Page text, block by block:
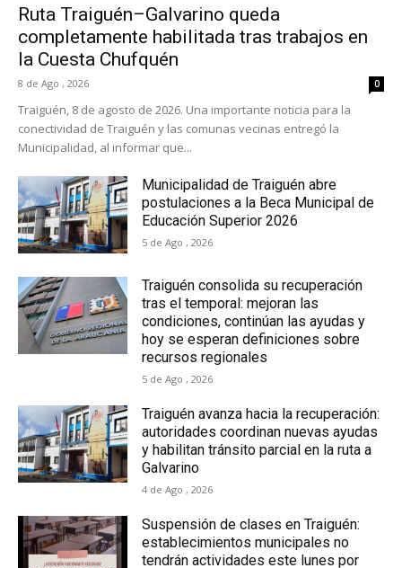
Ruta Traiguén–Galvarino queda
completamente habilitada tras trabajos en
la Cuesta Chufquén
8 de Ago , 2026 0
Traiguén, 8 de agosto de 2026. Una importante noticia para la
conectividad de Traiguén y las comunas vecinas entregó la
Municipalidad, al informar que...
Municipalidad de Traiguén abre
postulaciones a la Beca Municipal de
Educación Superior 2026
5 de Ago , 2026
Traiguén consolida su recuperación
tras el temporal: mejoran las
condiciones, continúan las ayudas y
hoy se esperan definiciones sobre
recursos regionales
5 de Ago , 2026
Traiguén avanza hacia la recuperación:
autoridades coordinan nuevas ayudas
y habilitan tránsito parcial en la ruta a
Galvarino
4 de Ago , 2026
Suspensión de clases en Traiguén:
establecimientos municipales no
tendrán actividades este lunes por